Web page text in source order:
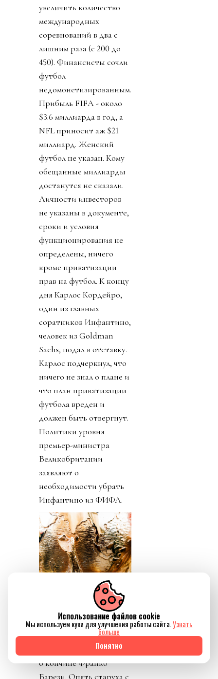
увеличить количество
международных
соревнований в два с
лишним раза (с 200 до
450). Финансисты сочли
футбол
недомонетизированным.
Прибыль FIFA - около
$3.6 миллиарда в год, а
NFL приносит аж $21
миллиард. Женский
футбол не указан. Кому
обещанные миллиарды
достанутся не сказали.
Личности инвесторов
не указаны в документе,
сроки и условия
функционирования не
определены, ничего
кроме приватизации
прав на футбол. К концу
дня Карлос Кордейро,
один из главных
соратников Инфантино,
человек из Goldman
Sachs, подал в отставку.
Карлос подчеркнул, что
ничего не знал о плане и
что план приватизации
футбола вреден и
должен быть отвергнут.
Политики уровня
премьер-министра
Великобритании
заявляют о
необходимости убрать
Инфантино из ФИФА.
День 5. Пришли новости
о кончине Франко
Барези. Опять старуха с
Использование файлов cookie
Мы используем куки для улучшения работы сайта.Узнать
больше
Понятно